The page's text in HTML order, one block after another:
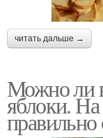
читать дальше →
Можно ли
яблоки.